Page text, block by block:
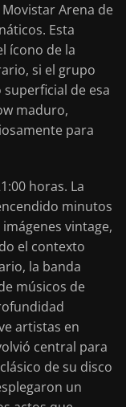
Arena de
Esta
ícono de la
si el grupo
de esa
maduro,
para
horas. La
minutos
vintage,
el contexto
la banda
músicos de
artistas en
central para
de su disco
un